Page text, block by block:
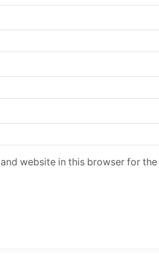
website in this browser for